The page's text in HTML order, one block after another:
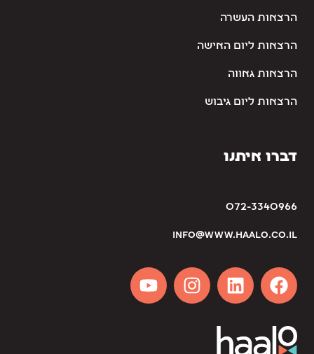
הרצאות העשרה
הרצאות ליום האישה
הרצאות גאווה
הרצאות ליום גיבוש
דברו איתנו
072-3340966
info@www.haalo.co.il